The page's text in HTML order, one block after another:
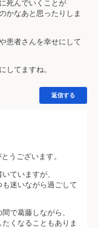
死んでいくことが
かなあと思ったりしま
患者さんを幸せにして
してますね。
返信する
うございます。
ていますが、
迷いながら過ごして
で葛藤しながら、
くなることもありま